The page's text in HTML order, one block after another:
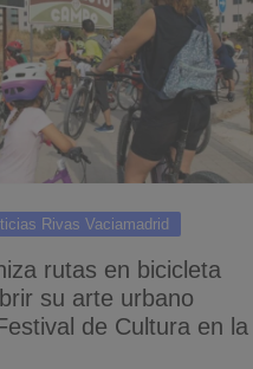
Rivas Vaciamadrid
rutas en bicicleta
su arte urbano
de Cultura en la